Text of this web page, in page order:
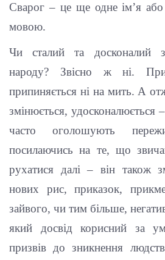
Сварог – це ще одне ім’я
мовою.
Чи сталий та досконалий
народу? Звісно ж ні.
припиняється ні на мить. А
змінюється, удосконалюється
часто оголошують
посилаючись на те, що
рухатися далі – він також
нових рис, приказок,
зайвого, чи тим більше,
який досвід корисний за
призвів до зникнення